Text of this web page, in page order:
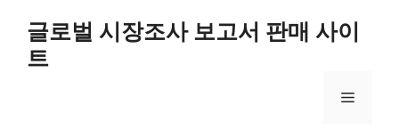
content
글로벌 시장조사 보고서 판매 사이
트
Menu